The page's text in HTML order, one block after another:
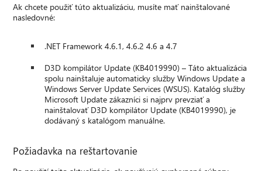
Ak chcete použiť túto aktualizáciu, musíte mať nainštalované
nasledovné:
.NET Framework 4.6.1, 4.6.2 4.6 a 4.7
D3D kompilátor Update (KB4019990) – Táto aktualizácia
spolu nainštaluje automaticky služby Windows Update a
Windows Server Update Services (WSUS). Katalóg služby
Microsoft Update zákazníci si najprv prevziať a
nainštalovať D3D kompilátor Update (KB4019990), je
dodávaný s katalógom manuálne.
Požiadavka na reštartovanie